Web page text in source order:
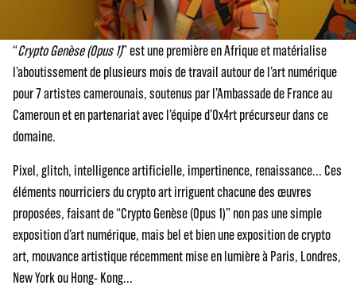
“Crypto Genèse (Opus 1)” est une première en Afrique et matérialise
l’aboutissement de plusieurs mois de travail autour de l’art numérique
pour 7 artistes camerounais, soutenus par l’Ambassade de France au
Cameroun et en partenariat avec l’équipe d’Ox4rt précurseur dans ce
domaine.
Pixel, glitch, intelligence artificielle, impertinence, renaissance... Ces
éléments nourriciers du crypto art irriguent chacune des œuvres
proposées, faisant de “Crypto Genèse (Opus 1)” non pas une simple
exposition d’art numérique, mais bel et bien une exposition de crypto
art, mouvance artistique récemment mise en lumière à Paris, Londres,
New York ou Hong- Kong...